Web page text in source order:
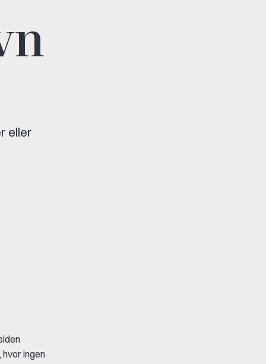
eller
ingen